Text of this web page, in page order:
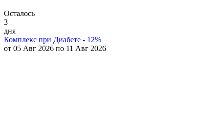
Осталось
3
дня
Комплекс при Диабете - 12%
от 05 Авг 2026 по 11 Авг 2026